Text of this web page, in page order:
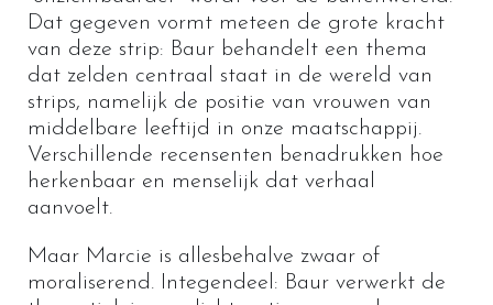
Dat gegeven vormt meteen de grote kracht
van deze strip: Baur behandelt een thema
dat zelden centraal staat in de wereld van
strips, namelijk de positie van vrouwen van
middelbare leeftijd in onze maatschappij.
Verschillende recensenten benadrukken hoe
herkenbaar en menselijk dat verhaal
aanvoelt.
Maar Marcie is allesbehalve zwaar of
moraliserend. Integendeel: Baur verwerkt de